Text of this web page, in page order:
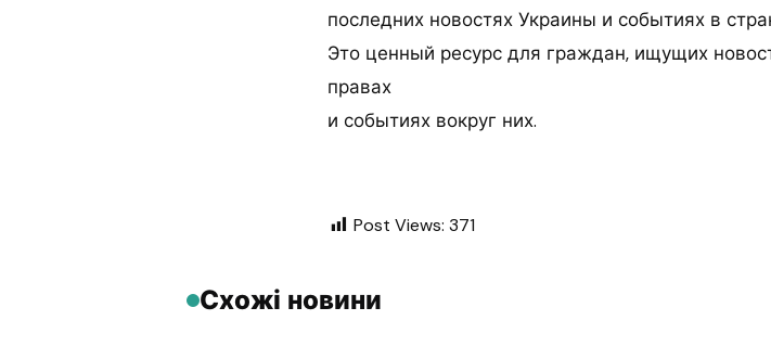
последних новостях Украины и событиях в
Это ценный ресурс для граждан, ищущих
правах
и событиях вокруг них.
Post Views: 371
Схожі новини